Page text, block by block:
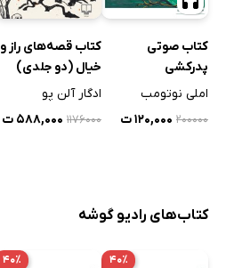
کتاب صوتی
پدرکشی
املی نوتومب
۲۰۰۰۰۰ ۱۲۰,۰۰۰ ت
کتاب قصه‌های راز و
خیال (دو جلدی)
ادگار آلن پو
۱۱۷۶۰۰۰ ۵۸۸,۰۰۰ ت
کتاب‌های رادیو گوشه
۴۰٪ ۴۰٪